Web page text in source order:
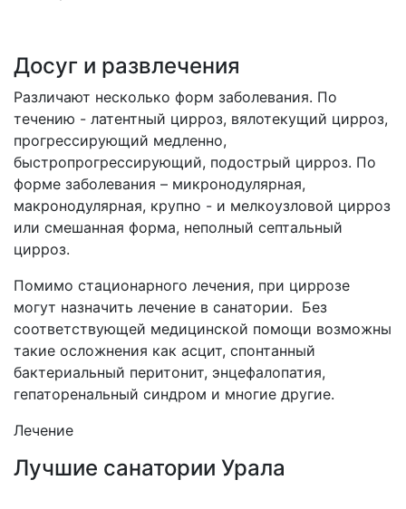
Досуг и развлечения
Различают несколько форм заболевания. По
течению - латентный цирроз, вялотекущий цирроз,
прогрессирующий медленно,
быстропрогрессирующий, подострый цирроз. По
форме заболевания – микронодулярная,
макронодулярная, крупно - и мелкоузловой цирроз
или смешанная форма, неполный септальный
цирроз.
Помимо стационарного лечения, при циррозе
могут назначить лечение в санатории. Без
соответствующей медицинской помощи возможны
такие осложнения как асцит, спонтанный
бактериальный перитонит, энцефалопатия,
гепаторенальный синдром и многие другие.
Лечение
Лучшие санатории Урала